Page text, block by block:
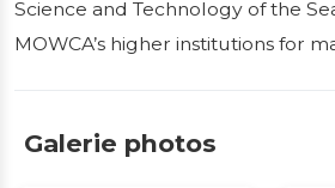
Science and Technology of the
MOWCA’s higher institutions for
Galerie photos